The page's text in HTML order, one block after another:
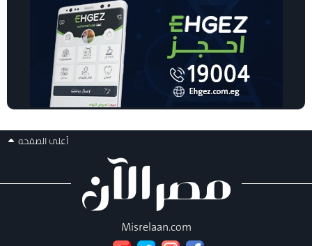
أعلى الصفحه
Misrelaan.com